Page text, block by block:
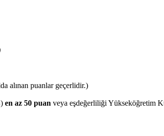
alınan puanlar geçerlidir.)
en az 50 puan veya eşdeğerliliği Yükseköğretim